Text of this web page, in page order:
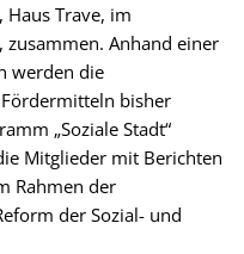
Trave, im
zusammen. Anhand einer
werden die
bisher
„Soziale Stadt“
Mitglieder mit Berichten
Rahmen der
der Sozial- und